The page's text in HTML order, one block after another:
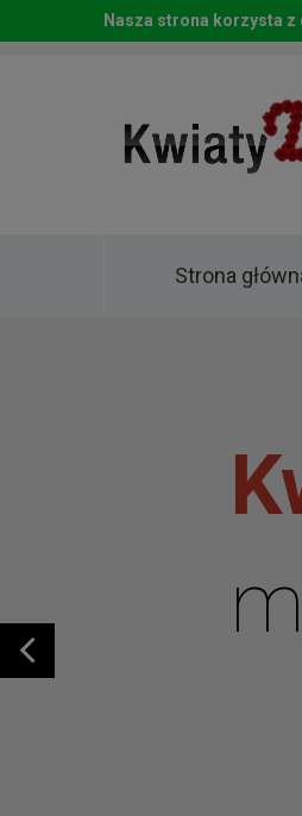
Strona
Nasza strona korzysta